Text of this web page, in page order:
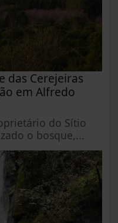
das Cerejeiras
em Alfredo
do Sítio
o bosque,...